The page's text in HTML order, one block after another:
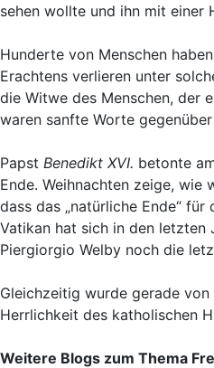
sehen wollte und ihn mit einer
Hunderte von Menschen
Erachtens verlieren unter
die Witwe des Menschen, der
waren sanfte Worte
Papst Benedikt XVI. betonte
Ende. Weihnachten zeige,
dass das „natürliche Ende“
Vatikan hat sich in den letzten
Piergiorgio Welby noch die
Gleichzeitig wurde gerade
Herrlichkeit des katholischen
Weitere Blogs zum Thema